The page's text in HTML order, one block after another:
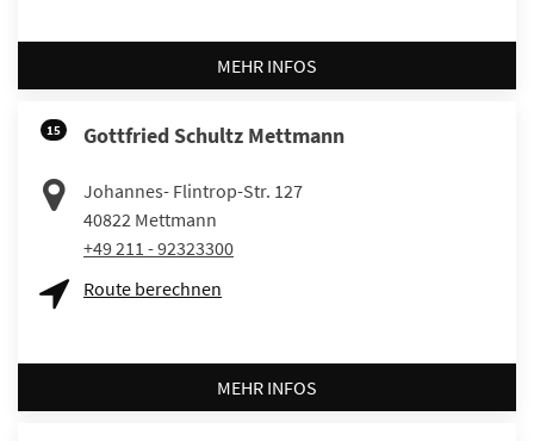
MEHR INFOS
15 Gottfried Schultz Mettmann
Johannes- Flintrop-Str. 127
40822 Mettmann
+49 211 - 92323300
Route berechnen
MEHR INFOS